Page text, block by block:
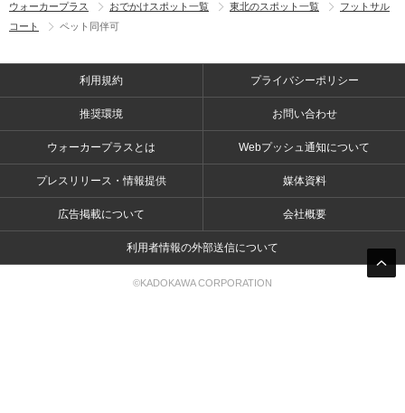
ウォーカープラス おでかけスポット一覧 東北のスポット一覧
フットサル
コート
ペット同伴可
利用規約 プライバシーポリシー
推奨環境 お問い合わせ
ウォーカープラスとは Webプッシュ通知について
プレスリリース・情報提供 媒体資料
広告掲載について 会社概要
利用者情報の外部送信について
©KADOKAWA CORPORATION